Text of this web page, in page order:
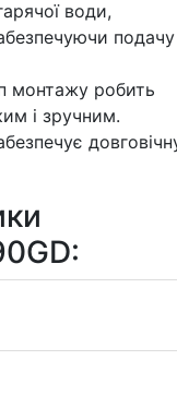
води,
подачу
монтажу робить
і зручним.